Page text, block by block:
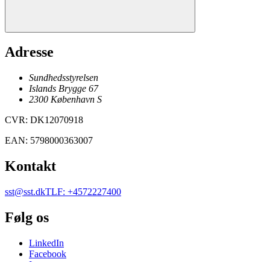
Adresse
Sundhedsstyrelsen
Islands Brygge 67
2300 København S
CVR: DK12070918
EAN: 5798000363007
Kontakt
sst@sst.dkTLF: +4572227400
Følg os
LinkedIn
Facebook